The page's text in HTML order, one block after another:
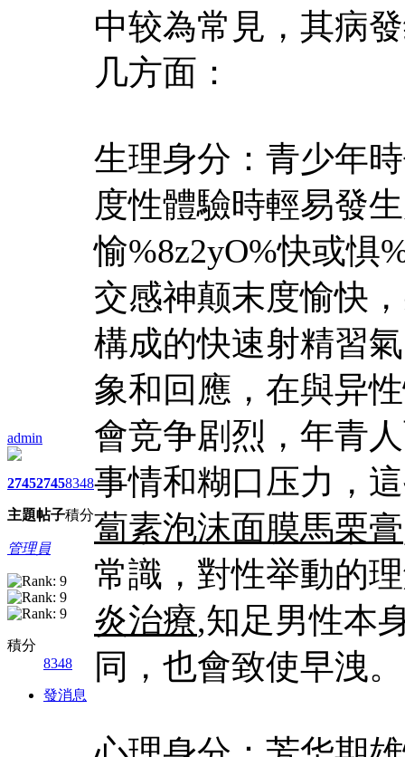
admin
2745
主題
2745
帖子
8348
積分
管理員
積分
8348
發消息
中较為常見，其病
几方面：
生理身分：青少年
度性體驗時輕易發
愉%8z2yO%快或惧
交感神颠末度愉快
構成的快速射精習
象和回應，在與异
會竞争剧烈，年青
事情和糊口压力，
蔔素泡沫面膜馬栗膏
常識，對性举動的
炎治療,知足男性本
同，也會致使早洩。